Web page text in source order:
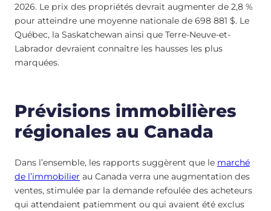
2026. Le prix des propriétés devrait augmenter de 2,8 %
pour atteindre une moyenne nationale de 698 881 $. Le
Québec, la Saskatchewan ainsi que Terre-Neuve-et-
Labrador devraient connaître les hausses les plus
marquées.
Prévisions immobilières
régionales au Canada
Dans l’ensemble, les rapports suggèrent que le marché
de l’immobilier au Canada verra une augmentation des
ventes, stimulée par la demande refoulée des acheteurs
qui attendaient patiemment ou qui avaient été exclus